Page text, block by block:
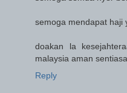
semoga mendapat haji
doakan la
malaysia aman
Reply